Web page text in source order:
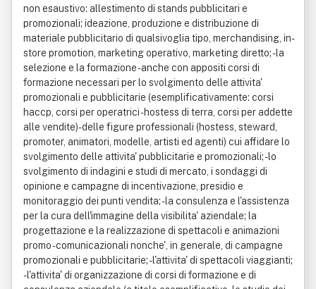
non esaustivo: allestimento di stands pubblicitari e
promozionali; ideazione, produzione e distribuzione di
materiale pubblicitario di qualsivoglia tipo, merchandising, in-
store promotion, marketing operativo, marketing diretto; - la
selezione e la formazione - anche con appositi corsi di
formazione necessari per lo svolgimento delle attivita'
promozionali e pubblicitarie (esemplificativamente: corsi
haccp, corsi per operatrici - hostess di terra, corsi per addette
alle vendite)- delle figure professionali (hostess, steward,
promoter, animatori, modelle, artisti ed agenti) cui affidare lo
svolgimento delle attivita' pubblicitarie e promozionali; - lo
svolgimento di indagini e studi di mercato, i sondaggi di
opinione e campagne di incentivazione, presidio e
monitoraggio dei punti vendita; - la consulenza e l'assistenza
per la cura dell'immagine della visibilita' aziendale; la
progettazione e la realizzazione di spettacoli e animazioni
promo - comunicazionali nonche', in generale, di campagne
promozionali e pubblicitarie; - l'attivita' di spettacoli viaggianti;
- l'attivita' di organizzazione di corsi di formazione e di